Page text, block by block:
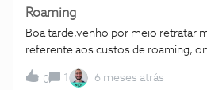
Roaming
Boa tarde,venho por meio retratar
referente aos custos de roaming,
automaticamente sem termos
apenas pelo fato de esquecer de
0 1 6 meses atrás